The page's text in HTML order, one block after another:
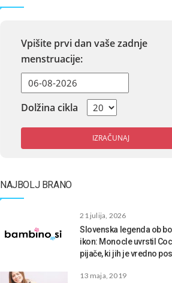
Vpišite prvi dan vaše zadnje
menstruacije:
Dolžina cikla
IZRAČUNAJ
NAJBOLJ BRANO
21 julija, 2026
Slovenska legenda ob
ikon: Monocle uvrstil
pijače, ki jih je vredno
13 maja, 2019